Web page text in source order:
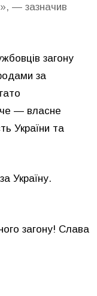
— зазначив
загону
за
— власне
України та
Україну.
загону! Слава